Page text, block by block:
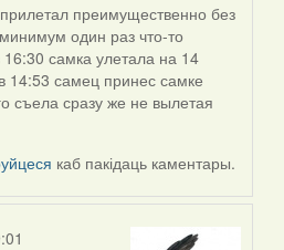
преимущественно без
один раз что-то
самка улетала на 14
14:53 самец принес самке
съела сразу же не вылетая
каб пакідаць каментары.